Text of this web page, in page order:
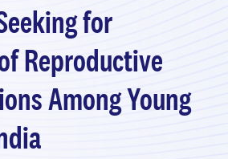
for
Reproductive
Among Young